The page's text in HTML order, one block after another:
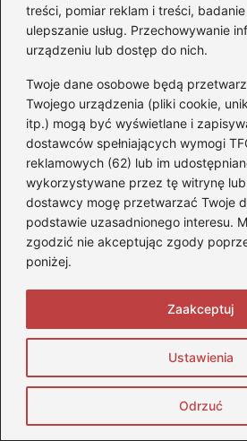
treści, pomiar reklam i treści,
ulepszanie usług. Przechowywanie
urządzeniu lub dostęp do nich.
Twoje dane osobowe będą
Twojego urządzenia (pliki cookie,
itp.) mogą być wyświetlane i
dostawców spełniających wymogi
reklamowych (62) lub im
wykorzystywane przez tę witrynę
dostawcy mogę przetwarzać Twoje
podstawie uzasadnionego interesu.
zgodzić nie akceptując zgody
poniżej.
Ustawienia
Odrzuć
Zaakceptuj
dla silników
Ekologia i oszczędność
Nowoczesne technologie
Praktyczne techniki jazdy
Utrzymanie i serwisowanie
Zmniejszenie zużycia
samochodach
Monika